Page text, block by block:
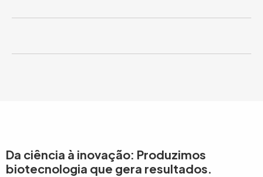
Da ciência à inovação: Produzimos
biotecnologia que gera resultados.